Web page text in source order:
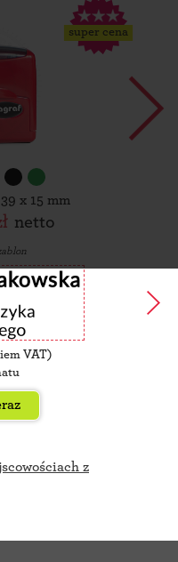
super cena
x 15 mm
netto
VAT)
z